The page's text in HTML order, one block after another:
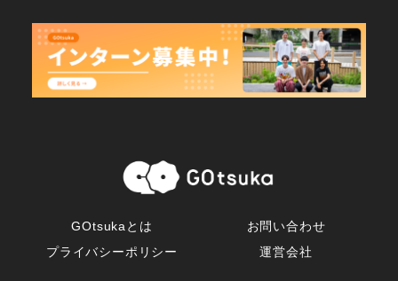
GOtsukaとは
お問い合わせ
プライバシーポリシー
運営会社